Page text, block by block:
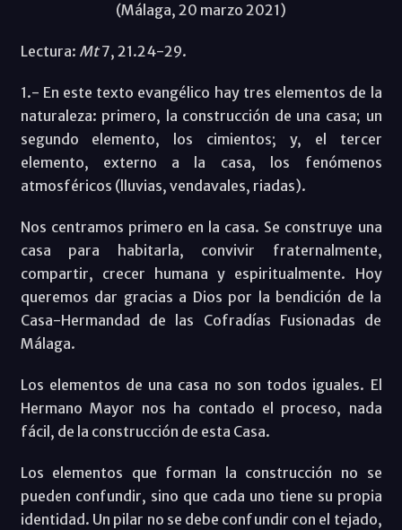
(Málaga, 20 marzo 2021)
Lectura: Mt7, 21.24-29.
1.- En este texto evangélico hay tres elementos de la
naturaleza: primero, la construcción de una casa; un
segundo elemento, los cimientos; y, el tercer
elemento, externo a la casa, los fenómenos
atmosféricos (lluvias, vendavales, riadas).
Nos centramos primero en la casa. Se construye una
casa para habitarla, convivir fraternalmente,
compartir, crecer humana y espiritualmente. Hoy
queremos dar gracias a Dios por la bendición de la
Casa-Hermandad de las Cofradías Fusionadas de
Málaga.
Los elementos de una casa no son todos iguales. El
Hermano Mayor nos ha contado el proceso, nada
fácil, de la construcción de esta Casa.
Los elementos que forman la construcción no se
pueden confundir, sino que cada uno tiene su propia
identidad. Un pilar no se debe confundir con el tejado,